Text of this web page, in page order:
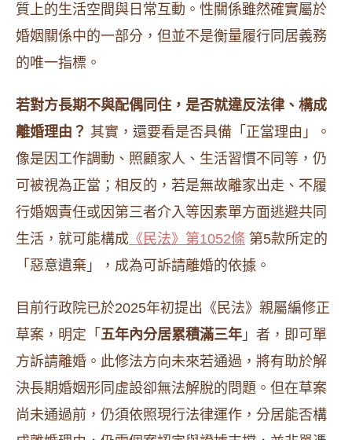
質上的生活空間與日常互動。性關係雖然確實屬於
婚姻關係中的一部分，但並不是衡量履行同居義務
的唯一指標。
若對方長期不與配偶同住，是否就違反法律、構成
離婚理由？ 其實，還要看是否具備「正當理由」。
像是因工作調動、照顧家人、生活習慣不同等，仍
可被視為正當；相反的，若是無故離家出走、不履
行婚姻責任或因第三者介入等因素單方面逃避共同
生活，就可能構成 《民法》第1052條 第5款所定的
「惡意遺棄」，成為可訴請離婚的依據。
目前行政院已於2025年初提出《民法》親屬編修正
草案，明定「 五年內分居累積滿三年 」者，即可單
方訴請離婚。此修法方向未來若通過，將有助於解
決長期婚姻形同虛設卻無法解脫的問題。但在草案
尚未通過前，仍須依照現行法律運作，分居能否構